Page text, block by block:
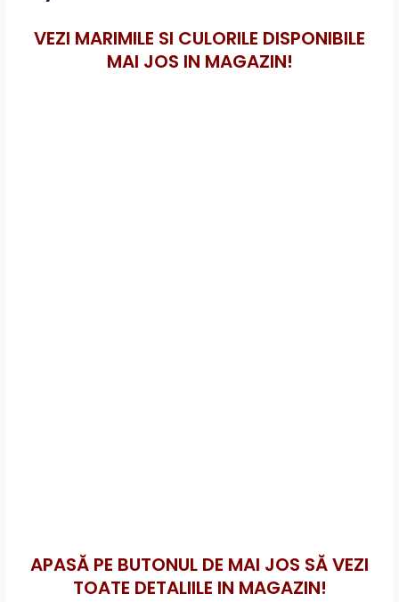
VEZI MARIMILE SI CULORILE DISPONIBILE
MAI JOS IN MAGAZIN!
APASĂ PE BUTONUL DE MAI JOS SĂ VEZI
TOATE DETALIILE IN MAGAZIN!